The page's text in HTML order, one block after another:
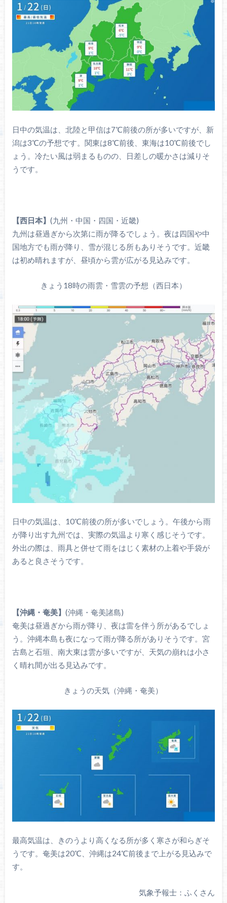
日中の気温は、北陸と甲信は7℃前後の所が多いですが、新
潟は3℃の予想です。関東は8℃前後、東海は10℃前後でし
ょう。冷たい風は弱まるものの、日差しの暖かさは減りそ
うです。
【西日本】 (九州・中国・四国・近畿)
九州は昼過ぎから次第に雨が降るでしょう。夜は四国や中
国地方でも雨が降り、雪が混じる所もありそうです。近畿
は初め晴れますが、昼頃から雲が広がる見込みです。
きょう18時の雨雲・雪雲の予想（西日本）
日中の気温は、10℃前後の所が多いでしょう。午後から雨
が降り出す九州では、実際の気温より寒く感じそうです。
外出の際は、雨具と併せて雨をはじく素材の上着や手袋が
あると良さそうです。
【沖縄・奄美】 (沖縄・奄美諸島)
奄美は昼過ぎから雨が降り、夜は雷を伴う所があるでしょ
う。沖縄本島も夜になって雨が降る所がありそうです。宮
古島と石垣、南大東は雲が多いですが、天気の崩れは小さ
く晴れ間が出る見込みです。
きょうの天気（沖縄・奄美）
最高気温は、きのうより高くなる所が多く寒さが和らぎそ
うです。奄美は20℃、沖縄は24℃前後まで上がる見込みで
す。
気象予報士：ふくさん